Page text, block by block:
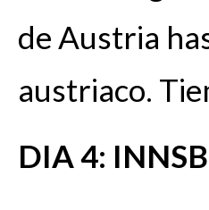
de Austria
austriaco.
DIA 4: